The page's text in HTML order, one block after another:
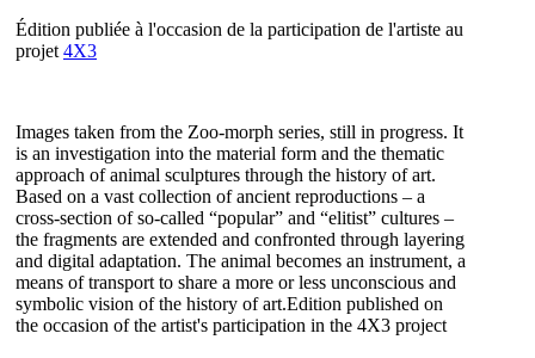
Édition publiée à l'occasion de la participation de l'artiste au
projet 4X3
Images taken from the Zoo-morph series, still in progress. It
is an investigation into the material form and the thematic
approach of animal sculptures through the history of art.
Based on a vast collection of ancient reproductions – a
cross-section of so-called “popular” and “elitist” cultures –
the fragments are extended and confronted through layering
and digital adaptation. The animal becomes an instrument, a
means of transport to share a more or less unconscious and
symbolic vision of the history of art.Edition published on
the occasion of the artist's participation in the 4X3 project